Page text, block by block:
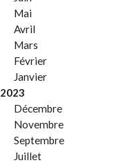
Mai
Avril
Mars
Février
Janvier
2023
Décembre
Novembre
Septembre
Juillet